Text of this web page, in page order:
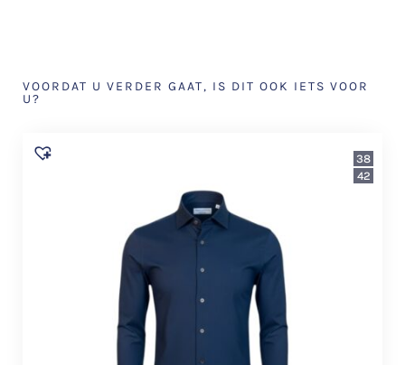
VOORDAT U VERDER GAAT, IS DIT OOK IETS VOOR
U?
38
42